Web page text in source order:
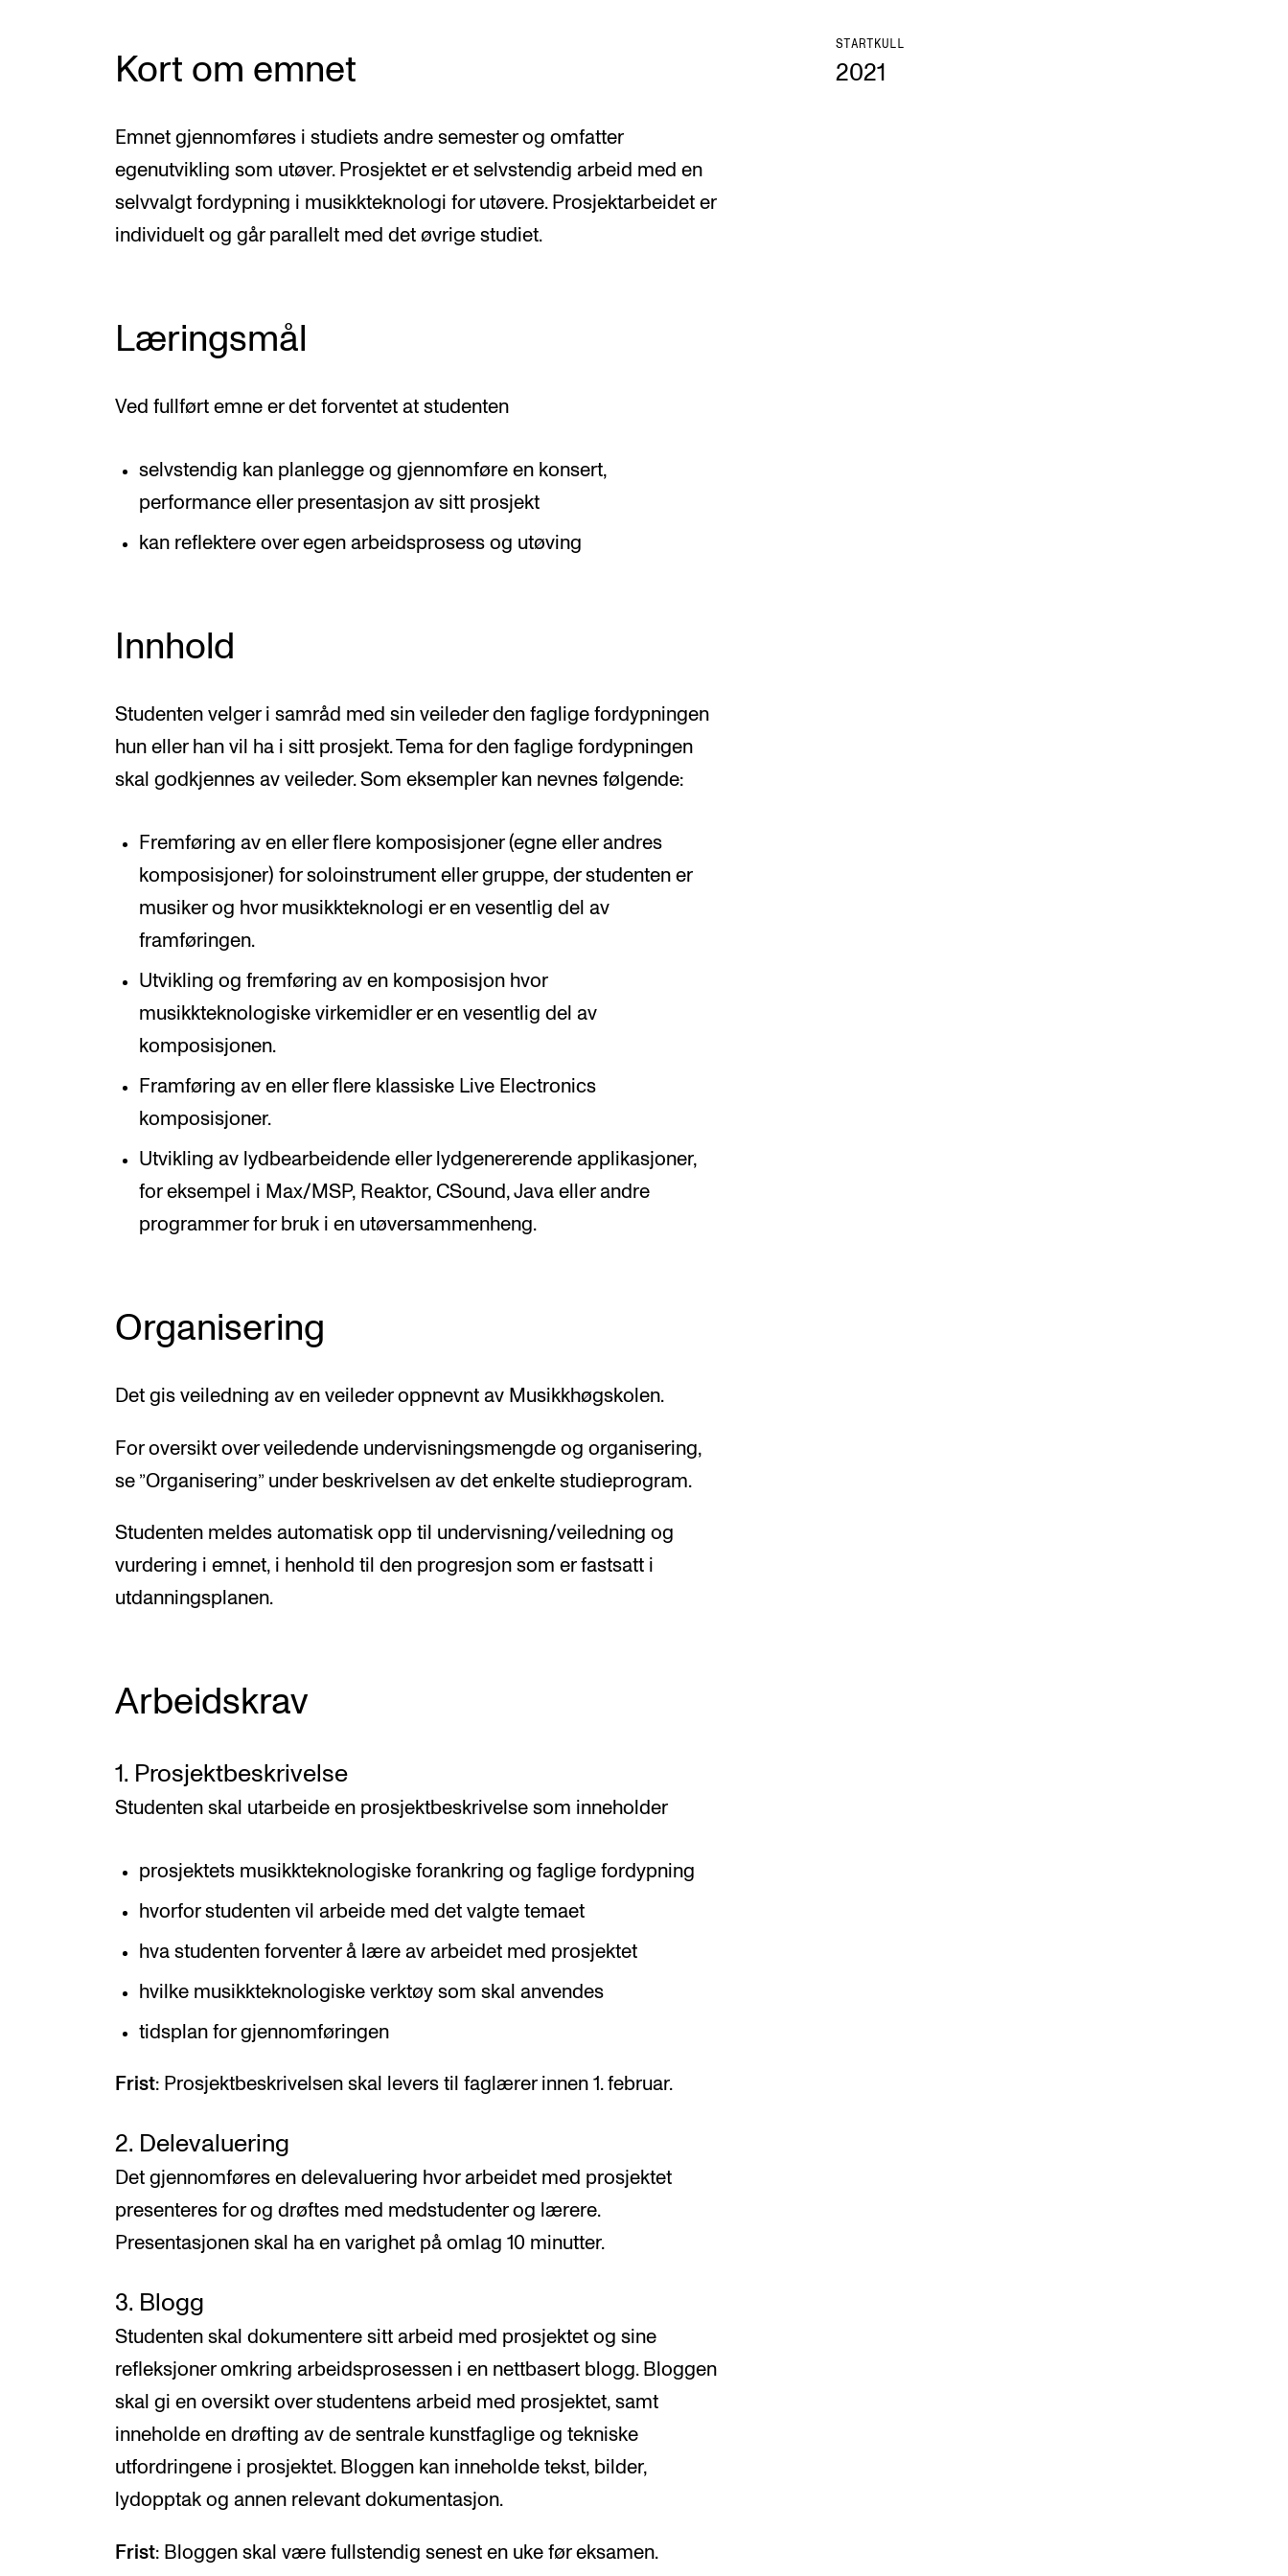
STARTKULL
2021
Kort om emnet
Emnet gjennomføres i studiets andre semester og omfatter
egenutvikling som utøver. Prosjektet er et selvstendig arbeid med en
selvvalgt fordypning i musikkteknologi for utøvere. Prosjektarbeidet er
individuelt og går parallelt med det øvrige studiet.
Læringsmål
Ved fullført emne er det forventet at studenten
selvstendig kan planlegge og gjennomføre en konsert,
performance eller presentasjon av sitt prosjekt
kan reflektere over egen arbeidsprosess og utøving
Innhold
Studenten velger i samråd med sin veileder den faglige fordypningen
hun eller han vil ha i sitt prosjekt. Tema for den faglige fordypningen
skal godkjennes av veileder. Som eksempler kan nevnes følgende:
Fremføring av en eller flere komposisjoner (egne eller andres
komposisjoner) for soloinstrument eller gruppe, der studenten er
musiker og hvor musikkteknologi er en vesentlig del av
framføringen.
Utvikling og fremføring av en komposisjon hvor
musikkteknologiske virkemidler er en vesentlig del av
komposisjonen.
Framføring av en eller flere klassiske Live Electronics
komposisjoner.
Utvikling av lydbearbeidende eller lydgenererende applikasjoner,
for eksempel i Max/MSP, Reaktor, CSound, Java eller andre
programmer for bruk i en utøversammenheng.
Organisering
Det gis veiledning av en veileder oppnevnt av Musikkhøgskolen.
For oversikt over veiledende undervisningsmengde og organisering,
se ”Organisering” under beskrivelsen av det enkelte studieprogram.
Studenten meldes automatisk opp til undervisning/veiledning og
vurdering i emnet, i henhold til den progresjon som er fastsatt i
utdanningsplanen.
Arbeidskrav
1. Prosjektbeskrivelse
Studenten skal utarbeide en prosjektbeskrivelse som inneholder
prosjektets musikkteknologiske forankring og faglige fordypning
hvorfor studenten vil arbeide med det valgte temaet
hva studenten forventer å lære av arbeidet med prosjektet
hvilke musikkteknologiske verktøy som skal anvendes
tidsplan for gjennomføringen
Frist: Prosjektbeskrivelsen skal levers til faglærer innen 1. februar.
2. Delevaluering
Det gjennomføres en delevaluering hvor arbeidet med prosjektet
presenteres for og drøftes med medstudenter og lærere.
Presentasjonen skal ha en varighet på omlag 10 minutter.
3. Blogg
Studenten skal dokumentere sitt arbeid med prosjektet og sine
refleksjoner omkring arbeidsprosessen i en nettbasert blogg. Bloggen
skal gi en oversikt over studentens arbeid med prosjektet, samt
inneholde en drøfting av de sentrale kunstfaglige og tekniske
utfordringene i prosjektet. Bloggen kan inneholde tekst, bilder,
lydopptak og annen relevant dokumentasjon.
Frist: Bloggen skal være fullstendig senest en uke før eksamen.